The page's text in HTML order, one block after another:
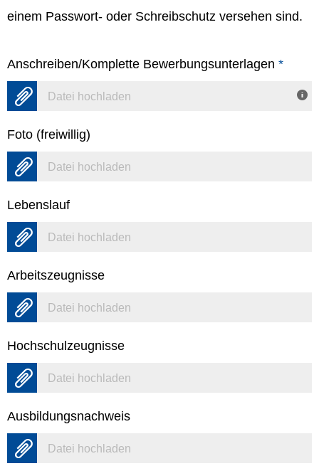
einem Passwort- oder Schreibschutz versehen sind.
Anschreiben/Komplette Bewerbungsunterlagen *
Datei hochladen
Foto (freiwillig)
Datei hochladen
Lebenslauf
Datei hochladen
Arbeitszeugnisse
Datei hochladen
Hochschulzeugnisse
Datei hochladen
Ausbildungsnachweis
Datei hochladen